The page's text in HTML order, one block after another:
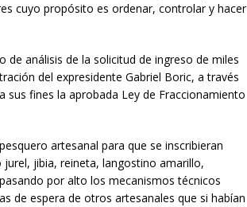
cuyo propósito es ordenar, controlar y hacer
de análisis de la solicitud de ingreso de miles
del expresidente Gabriel Boric, a través
sus fines la aprobada Ley de Fraccionamiento
artesanal para que se inscribieran
jibia, reineta, langostino amarillo,
por alto los mecanismos técnicos
de espera de otros artesanales que si habían